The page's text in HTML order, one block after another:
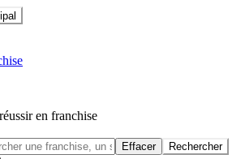
en franchise
Effacer Rechercher